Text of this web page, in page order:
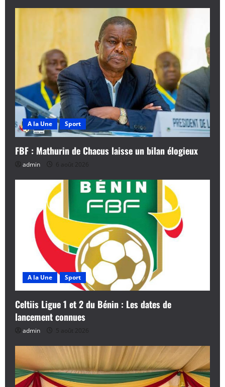
A la Une Sport
FBF : Mathurin de Chacus laisse un bilan élogieux
admin 6 août 2026
A la Une Sport
Celtiis Ligue 1 et 2 du Bénin : Les dates de
lancement connues
admin 5 août 2026